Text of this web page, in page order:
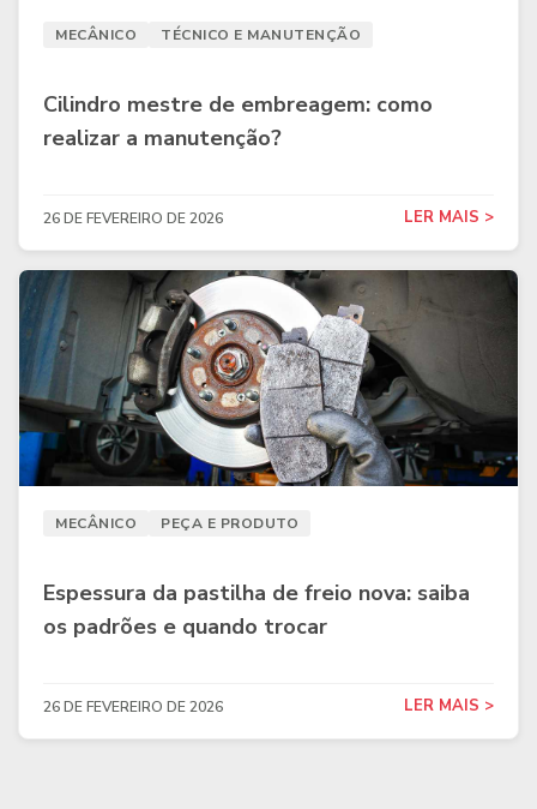
MECÂNICO TÉCNICO E MANUTENÇÃO
Cilindro mestre de embreagem: como
realizar a manutenção?
26 DE FEVEREIRO DE 2026 LER MAIS >
MECÂNICO PEÇA E PRODUTO
Espessura da pastilha de freio nova: saiba
os padrões e quando trocar
26 DE FEVEREIRO DE 2026 LER MAIS >